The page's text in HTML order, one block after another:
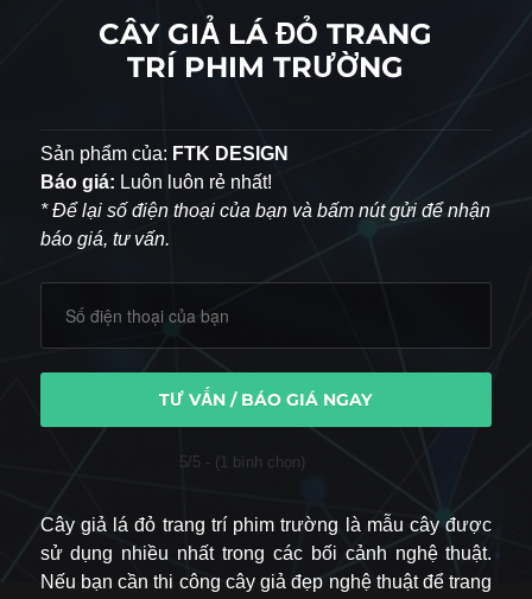
CÂY GIẢ LÁ ĐỎ TRANG
TRÍ PHIM TRƯỜNG
Sản phẩm của: FTK DESIGN
Báo giá: Luôn luôn rẻ nhất!
* Để lại số điện thoại của bạn và bấm nút gửi để nhận
báo giá, tư vấn.
TƯ VẤN / BÁO GIÁ NGAY
5/5 - (1 bình chọn)
Cây giả lá đỏ trang trí phim trường là mẫu cây được
sử dụng nhiều nhất trong các bối cảnh nghệ thuật.
Nếu bạn cần thi công cây giả đẹp nghệ thuật để trang